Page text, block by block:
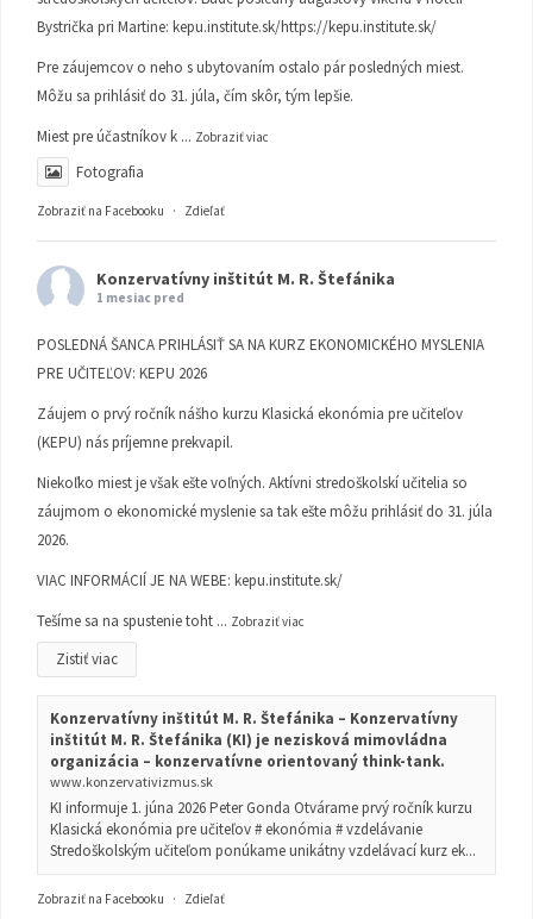
Bystrička pri Martine: kepu.institute.sk/https://kepu.institute.sk/
Pre záujemcov o neho s ubytovaním ostalo pár posledných miest.
Môžu sa prihlásiť do 31. júla, čím skôr, tým lepšie.
Miest pre účastníkov k ... Zobraziť viac
Fotografia
Zobraziť na Facebooku · Zdieľať
Konzervatívny inštitút M. R. Štefánika
1 mesiac pred
POSLEDNÁ ŠANCA PRIHLÁSIŤ SA NA KURZ EKONOMICKÉHO MYSLENIA
PRE UČITEĽOV: KEPU 2026
Záujem o prvý ročník nášho kurzu Klasická ekonómia pre učiteľov
(KEPU) nás príjemne prekvapil.
Niekoľko miest je však ešte voľných. Aktívni stredoškolskí učitelia so
záujmom o ekonomické myslenie sa tak ešte môžu prihlásiť do 31. júla
2026.
VIAC INFORMÁCIÍ JE NA WEBE: kepu.institute.sk/
Tešíme sa na spustenie toht ... Zobraziť viac
Zistiť viac
Konzervatívny inštitút M. R. Štefánika – Konzervatívny
inštitút M. R. Štefánika (KI) je nezisková mimovládna
organizácia – konzervatívne orientovaný think-tank.
www.konzervativizmus.sk
KI informuje 1. júna 2026 Peter Gonda Otvárame prvý ročník kurzu
Klasická ekonómia pre učiteľov # ekonómia # vzdelávanie
Stredoškolským učiteľom ponúkame unikátny vzdelávací kurz ek...
Zobraziť na Facebooku · Zdieľať